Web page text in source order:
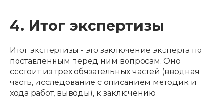
4. Итог экспертизы
Итог экспертизы - это заключение эксперта по
поставленным перед ним вопросам. Оно
состоит из трех обязательных частей (вводная
часть, исследование с описанием методик и
хода работ, выводы), к заключению